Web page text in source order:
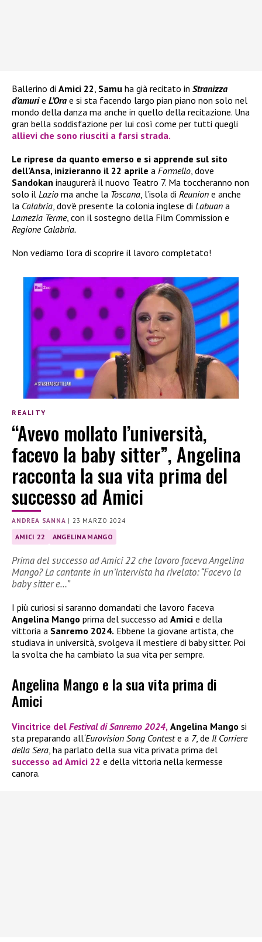
Ballerino di Amici 22, Samu ha già recitato in Stranizza
d’amurie L’Ora e si sta facendo largo pian piano non solo nel
mondo della danza ma anche in quello della recitazione. Una
gran bella soddisfazione per lui così come per tutti quegli
allievi che sono riusciti a farsi strada.
Le riprese da quanto emerso e si apprende sul sito
dell’Ansa, inizieranno il 22 aprile a Formello, dove
Sandokan inaugurerà il nuovo Teatro 7. Ma toccheranno non
solo il Lazio ma anche la Toscana, l’isola di Reunion e anche
la Calabria, dov’è presente la colonia inglese di Labuan a
Lamezia Terme, con il sostegno della Film Commission e
Regione Calabria.
Non vediamo l’ora di scoprire il lavoro completato!
REALITY
“Avevo mollato l’università,
facevo la baby sitter”, Angelina
racconta la sua vita prima del
successo ad Amici
ANDREA SANNA |23 MARZO 2024
AMICI 22 ANGELINA MANGO
Prima del successo ad Amici 22 che lavoro faceva Angelina
Mango? La cantante in un’intervista ha rivelato: “Facevo la
baby sitter e…”
I più curiosi si saranno domandati che lavoro faceva
Angelina Mango prima del successo ad Amici e della
vittoria a Sanremo 2024. Ebbene la giovane artista, che
studiava in università, svolgeva il mestiere di baby sitter. Poi
la svolta che ha cambiato la sua vita per sempre.
Angelina Mango e la sua vita prima di
Amici
Vincitrice del Festival di Sanremo 2024, Angelina Mango si
sta preparando all‘Eurovision Song Conteste a 7, de Il Corriere
della Sera , ha parlato della sua vita privata prima del
successo ad Amici 22 e della vittoria nella kermesse
canora.